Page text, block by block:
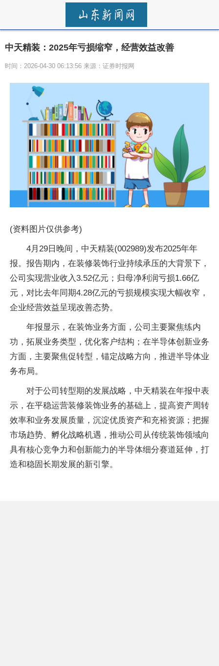
中天精装：2025年亏损缩窄，经营效益改善
时间：2026-04-30 06:13:56 来源：证券时报网
(资料图片仅供参考)
4月29日晚间，中天精装(002989)发布2025年年
报。报告期内，在装修装饰行业持续承压的大背景下，
公司实现营业收入3.52亿元；归母净利润亏损1.66亿
元，对比去年同期4.28亿元的亏损规模实现大幅收窄，
企业经营效益呈现改善态势。
年报显示，在装饰业务方面，公司主要聚焦练内
功，拓展业务类型，优化客户结构；在半导体创新业务
方面，主要聚焦促转型，锚定战略方向，推进半导体业
务布局。
对于公司转型期的发展战略，中天精装在年报中表
示，在平稳运营装修装饰业务的基础上，提高资产周转
效率和业务发展质量，沉淀优质资产和充裕资源；把握
市场趋势、孵化战略机遇，推动公司从传统装饰领域向
具有核心竞争力和创新能力的半导体细分赛道延伸，打
造和稳固长期发展的新引擎。